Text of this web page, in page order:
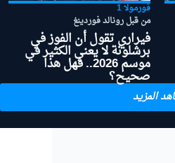
فورمولا 1
من قبل رونالد فوردينغ
فيراري تقول أن الفوز في
برشلونة لا يعني الكثير في
موسم 2026.. فهل هذا
صحيح؟
المزيد